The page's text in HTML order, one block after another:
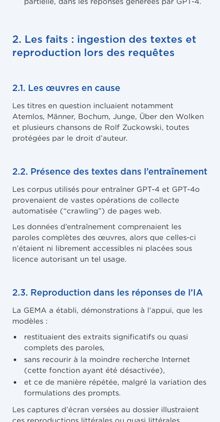
2. Les faits : ingestion des textes et
reproduction lors des requêtes
2.1. Les œuvres en cause
Les titres en question incluaient notamment
Atemlos, Männer, Bochum, Junge, Über den Wolken
et plusieurs chansons de Rolf Zuckowski, toutes
protégées par le droit d’auteur.
2.2. Présence des textes dans l’entraînement
Les corpus utilisés pour entraîner GPT-4 et GPT-4o
provenaient de vastes opérations de collecte
automatisée (“crawling”) de pages web.
Les données d’entraînement comprenaient les
paroles complètes des œuvres, alors que celles-ci
n’étaient ni librement accessibles ni placées sous
licence autorisant un tel usage.
2.3. Reproduction dans les réponses de l’IA
La GEMA a établi, démonstrations à l’appui, que les
modèles :
restituaient des extraits significatifs ou quasi
complets des paroles,
sans recourir à la moindre recherche Internet
(cette fonction ayant été désactivée),
et ce de manière répétée, malgré la variation des
formulations des prompts.
Les captures d’écran versées au dossier illustraient
ces reproductions littérales ou quasi littérales.